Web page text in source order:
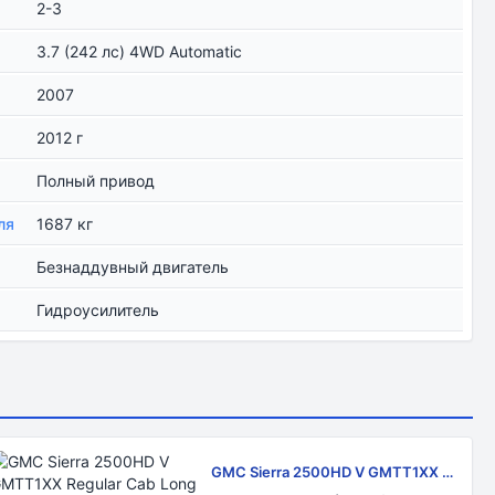
2-3
3.7 (242 лс) 4WD Automatic
2007
2012 г
Полный привод
1687 кг
Безнаддувный двигатель
Гидроусилитель
GMC Sierra 2500HD V GMTT1XX R